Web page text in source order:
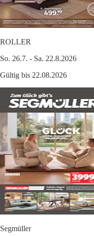
ROLLER
So. 26.7. - Sa. 22.8.2026
Gültig bis 22.08.2026
Segmüller